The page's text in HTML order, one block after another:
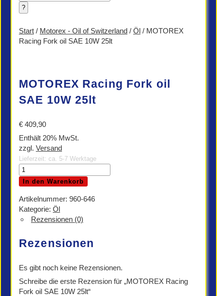
search
?
Start / Motorex - Oil of Switzerland / Öl / MOTOREX
Racing Fork oil SAE 10W 25lt
MOTOREX Racing Fork oil
SAE 10W 25lt
€ 409,90
Enthält 20% MwSt.
zzgl. Versand
Lieferzeit: ca. 5-7 Werktage
MOTOREX
Racing
Fork
oil
SAE
10W
Menge
In den Warenkorb
Artikelnummer: 960-646
Kategorie: Öl
Rezensionen (0)
Rezensionen
Es gibt noch keine Rezensionen.
Schreibe die erste Rezension für „MOTOREX Racing
Fork oil SAE 10W 25lt“